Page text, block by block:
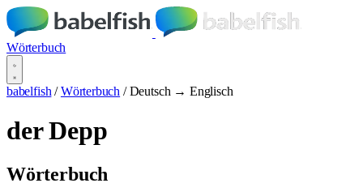
Wörterbuch
babelfish / Wörterbuch / Deutsch → Englisch
der Depp
Wörterbuch